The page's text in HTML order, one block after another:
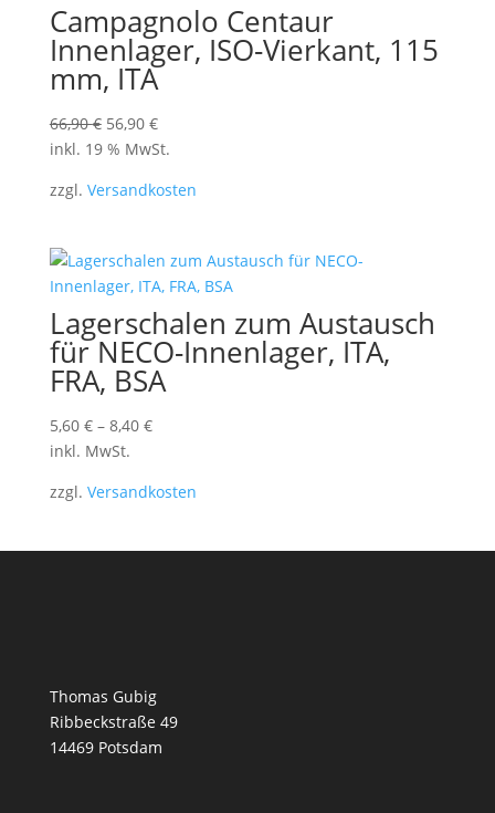
Campagnolo Centaur
Innenlager, ISO-Vierkant, 115
mm, ITA
66,90€ Ursprünglicher
Preis
66,90 €
56,90 €Aktueller
Preis
56,90 €.
inkl. 19 % MwSt.
zzgl. Versandkosten
Lagerschalen zum Austausch
für NECO-Innenlager, ITA,
FRA, BSA
5,60 €– 8,40 €
inkl. MwSt.
zzgl. Versandkosten
Thomas Gubig
Ribbeckstraße 49
14469 Potsdam